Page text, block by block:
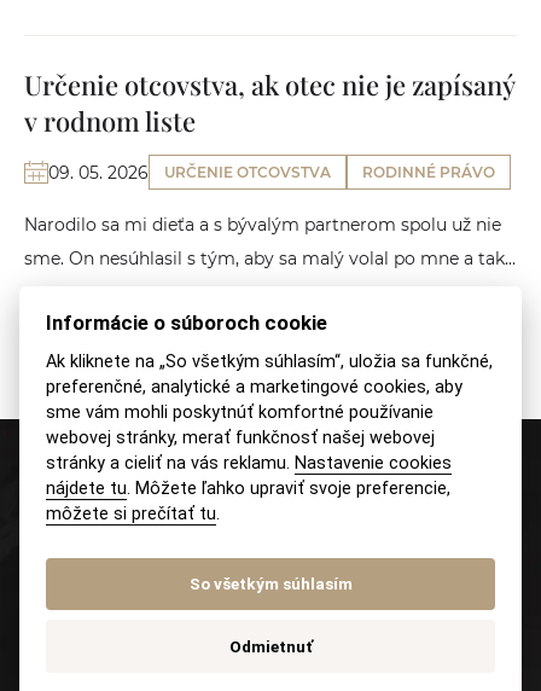
Určenie otcovstva, ak otec nie je zapísaný
v rodnom liste
09. 05. 2026 URČENIE OTCOVSTVA RODINNÉ PRÁVO
Narodilo sa mi dieťa a s bývalým partnerom spolu už nie
sme. On nesúhlasil s tým, aby sa malý volal po mne a tak...
PREČÍTAŤ ODPOVEĎ
Kontakt
Pluhová 17, 831 03 Bratislava
Informácie o súboroch cookie
Ak kliknete na „So všetkým súhlasím“, uložia sa funkčné,
preferenčné, analytické a marketingové cookies, aby
sme vám mohli poskytnúť komfortné používanie
webovej stránky, merať funkčnosť našej webovej
stránky a cieliť na vás reklamu. Nastavenie cookies
nájdete tu. Môžete ľahko upraviť svoje preferencie,
môžete si prečítať tu.
So všetkým súhlasím
Odmietnuť